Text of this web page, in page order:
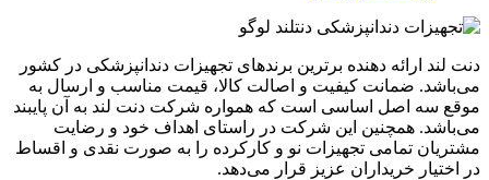
دنت لند ارائه دهنده برترین برندهای تجهیزات دندانپزشکی در کشور
می‌باشد. ضمانت کیفیت و اصالت کالا، قیمت مناسب و ارسال به
موقع سه اصل اساسی است که همواره شرکت دنت لند به آن پایبند
می‌باشد. همچنین این شرکت در راستای اهداف خود و رضایت
مشتریان تمامی تجهیزات نو و کارکرده را به صورت نقدی و اقساط
در اختیار خریداران عزیز قرار می‌دهد.